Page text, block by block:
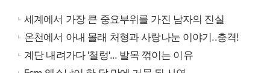
세계에서 가장 큰 중요부위를 가진 남자의 진실
온천에서 아내 몰래 처형과 사랑나눈 이야기..충격!
계단 내려가다 '철렁'... 발목 꺾이는 이유